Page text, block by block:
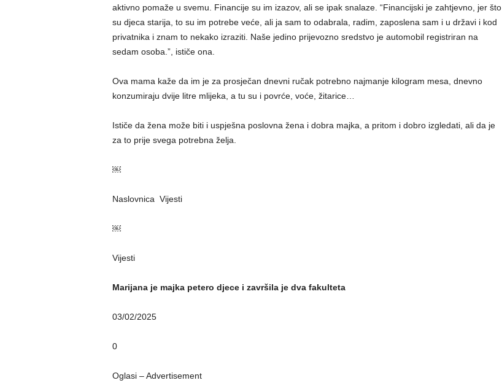
aktivno pomaže u svemu. Financije su im izazov, ali se ipak snalaze. “Financijski je zahtjevno, jer što
su djeca starija, to su im potrebe veće, ali ja sam to odabrala, radim, zaposlena sam i u državi i kod
privatnika i znam to nekako izraziti. Naše jedino prijevozno sredstvo je automobil registriran na
sedam osoba.”, ističe ona.
Ova mama kaže da im je za prosječan dnevni ručak potrebno najmanje kilogram mesa, dnevno
konzumiraju dvije litre mlijeka, a tu su i povrće, voće, žitarice…
Ističe da žena može biti i uspješna poslovna žena i dobra majka, a pritom i dobro izgledati, ali da je
za to prije svega potrebna želja.
￼
Naslovnica Vijesti
￼
Vijesti
Marijana je majka petero djece i završila je dva fakulteta
03/02/2025
0
Oglasi – Advertisement